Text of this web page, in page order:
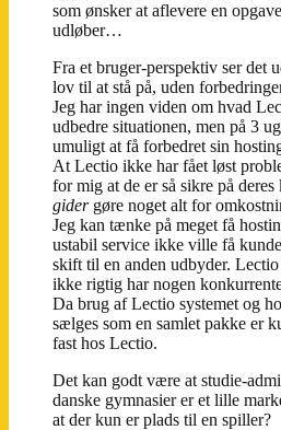
som ønsker at aflevere en
udløber…
Fra et bruger-perspektiv ser det
lov til at stå på, uden
Jeg har ingen viden om hvad
udbedre situationen, men på 3
umuligt at få forbedret sin
At Lectio ikke har fået løst
for mig at de er så sikre på
gidergøre noget alt for
Jeg kan tænke på meget få
ustabil service ikke ville få
skift til en anden udbyder.
ikke rigtig har nogen
Da brug af Lectio systemet og
sælges som en samlet pakke er
fast hos Lectio.
Det kan godt være at studie-
danske gymnasier er et lille
at der kun er plads til en spiller?